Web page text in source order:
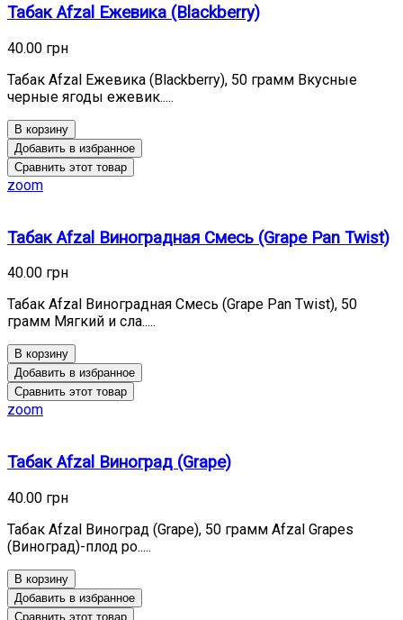
Табак Afzal Ежевика (Blackberry)
40.00 грн
Табак Afzal Ежевика (Blackberry), 50 грамм Вкусные
черные ягоды ежевик.....
В корзину
Добавить в избранное
Сравнить этот товар
zoom
Табак Afzal Виноградная Смесь (Grape Pan Twist)
40.00 грн
Табак Afzal Виноградная Смесь (Grape Pan Twist), 50
грамм Мягкий и сла.....
В корзину
Добавить в избранное
Сравнить этот товар
zoom
Табак Afzal Виноград (Grape)
40.00 грн
Табак Afzal Виноград (Grape), 50 грамм Afzal Grapes
(Виноград)-плод ро.....
В корзину
Добавить в избранное
Сравнить этот товар